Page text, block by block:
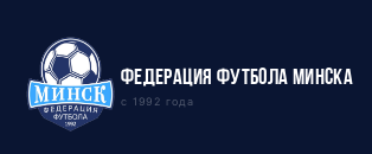
Федерация футбола Минска
с 1992 года